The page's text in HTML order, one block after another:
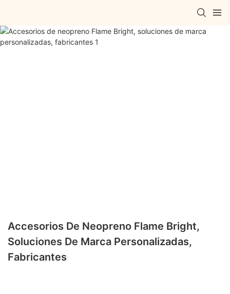
Accesorios De Neopreno Flame Bright,
Soluciones De Marca Personalizadas,
Fabricantes